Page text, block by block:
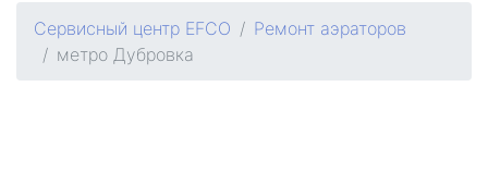
Сервисный центр EFCO
Ремонт аэраторов
метро Дубровка